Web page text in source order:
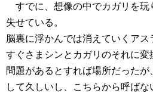
すでに、想像の中でカガリを玩
失せている。
脳裏に浮かんでは消えていくアス
すぐさまシンとカガリのそれに変
問題があるとすれば場所だった
して久しいし、こちらから呼ば